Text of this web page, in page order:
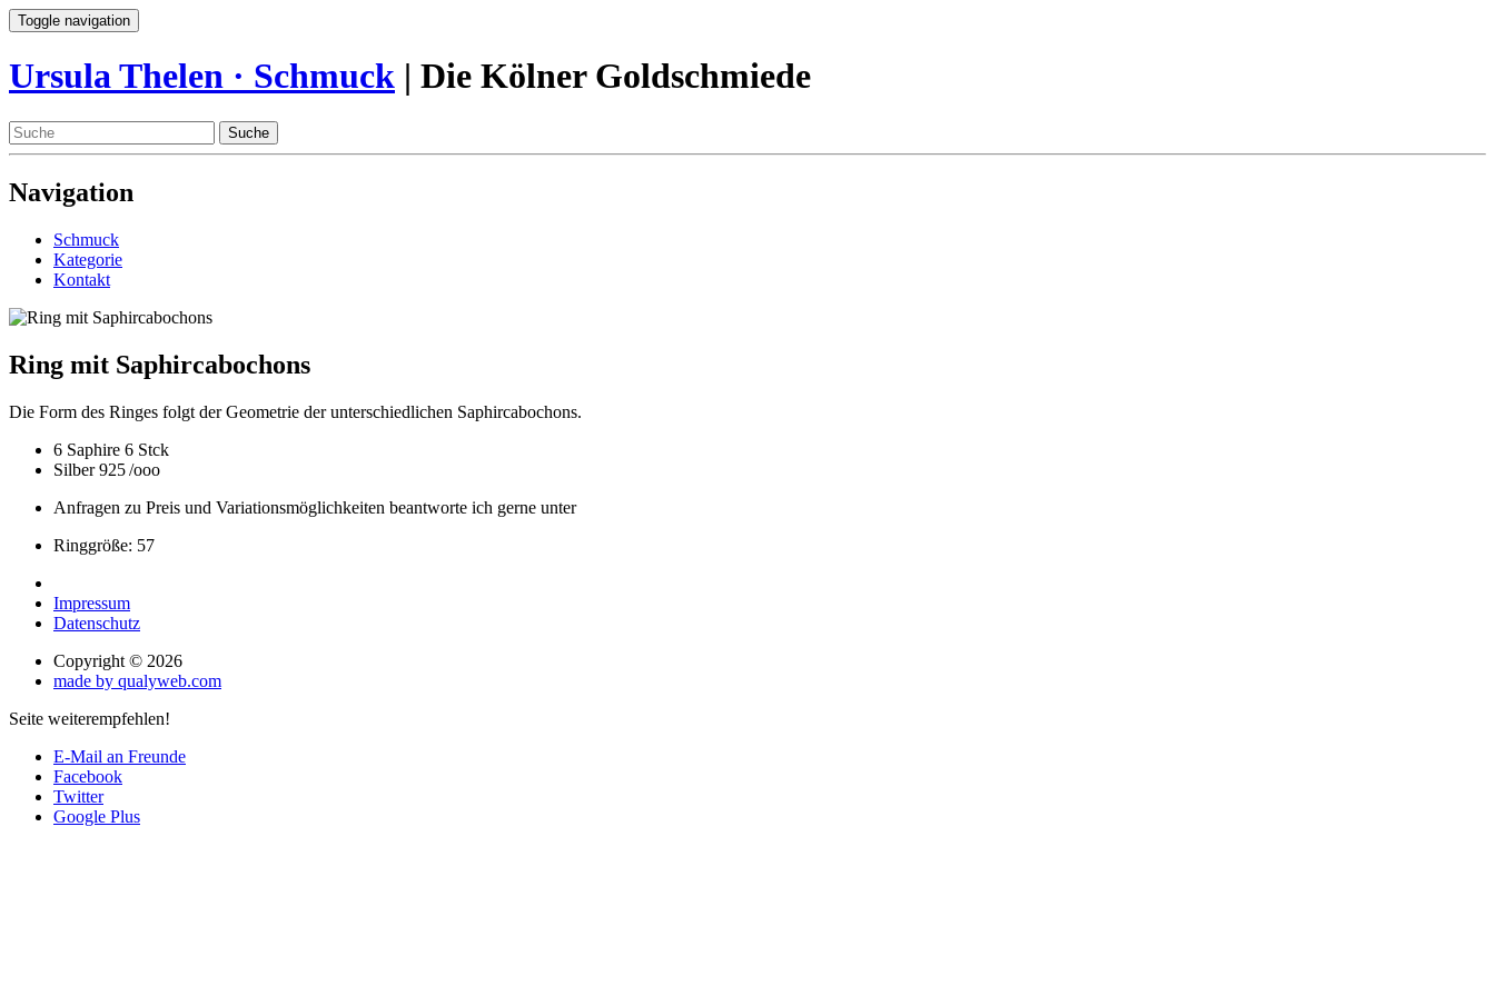
Toggle navigation
Ursula Thelen · Schmuck | Die Kölner Goldschmiede
Suche
Navigation
Schmuck
Kategorie
Kontakt
Ring mit Saphircabochons
Die Form des Ringes folgt der Geometrie der unterschiedlichen Saphircabochons.
6 Saphire 6 Stck
Silber 925 /οοο
Anfragen zu Preis und Variationsmöglichkeiten beantworte ich gerne unter
Ringgröße: 57
Impressum
Datenschutz
Copyright © 2026
made by qualyweb.com
Seite weiterempfehlen!
E-Mail an Freunde
Facebook
Twitter
Google Plus